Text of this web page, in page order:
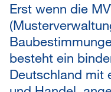
Erst wenn die
besteht ein
Deutschland mit